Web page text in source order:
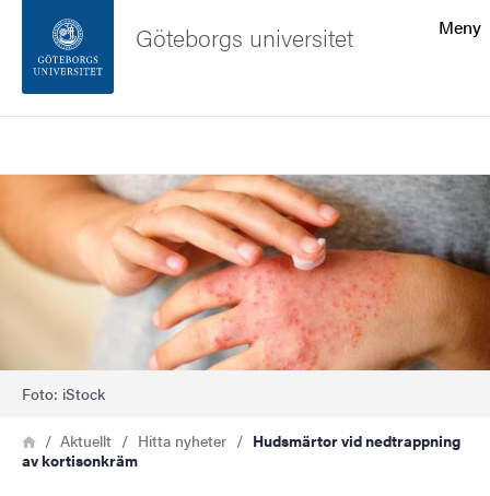
Sidfoten
Om webbplatsen
Meny
Göteborgs universitet
Bild
Foto: iStock
Länkstig
HemAktuellt Hitta nyheter
Hudsmärtor vid nedtrappning
av kortisonkräm